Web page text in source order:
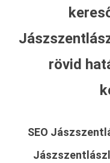
rövid
SEO